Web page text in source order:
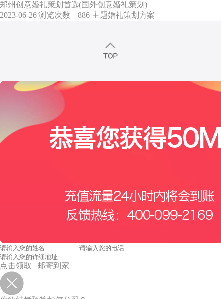
郑州创意婚礼策划首选(国外创意婚礼策划)
2023-06-26 浏览次数：886 主题婚礼策划方案
点击领取 邮寄到家